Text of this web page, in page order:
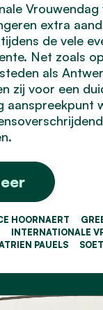
Vrouwendag
extra
de vele
Net zoals
als
zij voor een
aanspreekpunt
HOORNAERT
INTERNATIONALE
PAUELS